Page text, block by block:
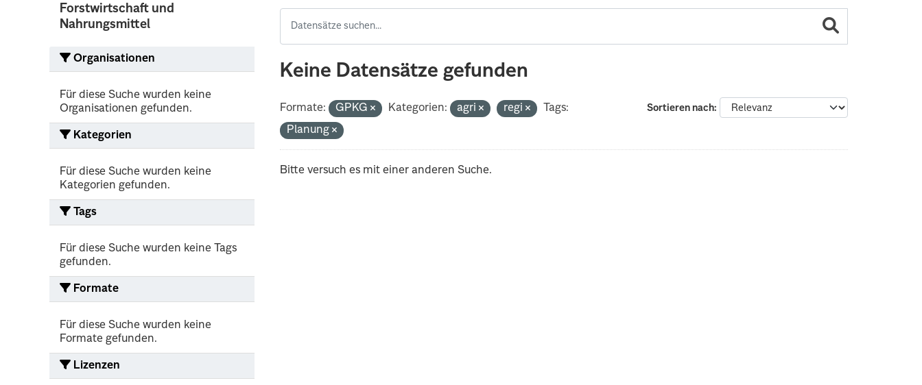
Forstwirtschaft und
Nahrungsmittel
Organisationen
Für diese Suche wurden keine
Organisationen gefunden.
Kategorien
Für diese Suche wurden keine
Kategorien gefunden.
Tags
Für diese Suche wurden keine Tags
gefunden.
Formate
Für diese Suche wurden keine
Formate gefunden.
Lizenzen
Keine Datensätze gefunden
Sortieren nach
Formate: GPKG Kategorien: agri regi
Tags:
Planung
Bitte versuch es mit einer anderen Suche.